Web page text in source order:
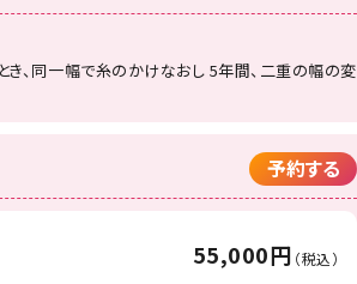
き、同一幅で糸のかけなおし 5年間、二重の幅の変
予約する
55,000円 （税込）